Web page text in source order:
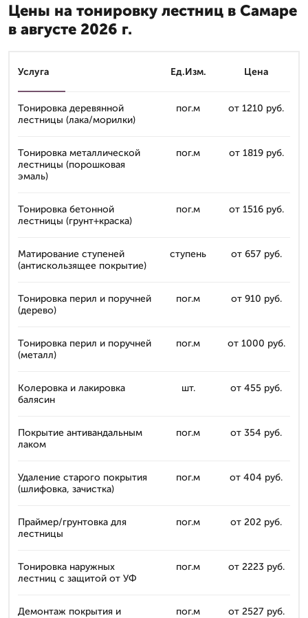
Цены на тонировку лестниц в Самаре
в августе 2026 г.
Услуга Ед.Изм. Цена
Тонировка деревянной
лестницы (лака/морилки)
пог.м от 1210 руб.
Тонировка металлической
лестницы (порошковая
эмаль)
пог.м от 1819 руб.
Тонировка бетонной
лестницы (грунт+краска)
пог.м от 1516 руб.
Матирование ступеней
(антискользящее покрытие)
ступень от 657 руб.
Тонировка перил и поручней
(дерево)
пог.м от 910 руб.
Тонировка перил и поручней
(металл)
пог.м от 1000 руб.
Колеровка и лакировка
балясин
шт. от 455 руб.
Покрытие антивандальным
лаком
пог.м от 354 руб.
Удаление старого покрытия
(шлифовка, зачистка)
пог.м от 404 руб.
Праймер/грунтовка для
лестницы
пог.м от 202 руб.
Тонировка наружных
лестниц с защитой от УФ
пог.м от 2223 руб.
Демонтаж покрытия и
пог.м от 2527 руб.